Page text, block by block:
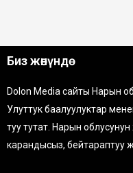
Биз жөнүндө
Dolon Media сайты Нарын
Улуттук баалуулуктар
туу тутат. Нарын
карандысыз, бейтараптуу